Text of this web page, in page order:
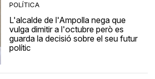
POLÍTICA
L'alcalde de l'Ampolla nega que
vulga dimitir a l'octubre però es
guarda la decisió sobre el seu futur
polític